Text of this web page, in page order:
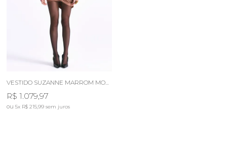
VESTIDO SUZANNE MARROM MOCHA
R$ 1.079,97
5x R$ 215,99sem juros